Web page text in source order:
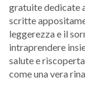
gratuite dedicate
scritte
leggerezza e il
intraprendere
salute e
come una vera